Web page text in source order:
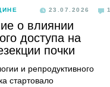
23.07.2026 1
о влиянии
доступа на
почки
и репродуктивного
стартовало